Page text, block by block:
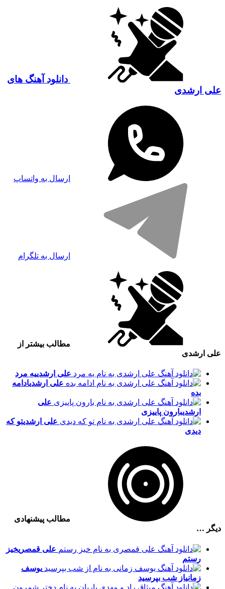
دانلود آهنگ های
علی ارشدی
ارسال به واتساپ
ارسال به تلگرام
مطالب بیشتر از
علی ارشدی
علی ارشدییه مرد
علی ارشدیادامه
بده
علی
ارشدیبارون پاییزی
علی ارشدیتو که
دیدی
مطالب پیشنهادی
دیگر …
علی قمصریخیز
رستم
یوسف
زمانیاز شب بپرسید